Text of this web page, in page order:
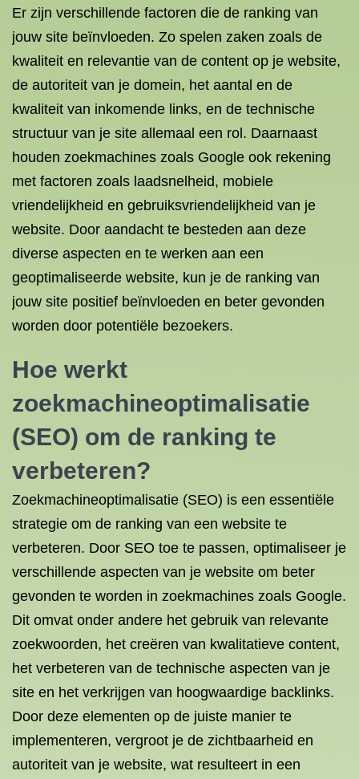
Er zijn verschillende factoren die de ranking van
jouw site beïnvloeden. Zo spelen zaken zoals de
kwaliteit en relevantie van de content op je website,
de autoriteit van je domein, het aantal en de
kwaliteit van inkomende links, en de technische
structuur van je site allemaal een rol. Daarnaast
houden zoekmachines zoals Google ook rekening
met factoren zoals laadsnelheid, mobiele
vriendelijkheid en gebruiksvriendelijkheid van je
website. Door aandacht te besteden aan deze
diverse aspecten en te werken aan een
geoptimaliseerde website, kun je de ranking van
jouw site positief beïnvloeden en beter gevonden
worden door potentiële bezoekers.
Hoe werkt
zoekmachineoptimalisatie
(SEO) om de ranking te
verbeteren?
Zoekmachineoptimalisatie (SEO) is een essentiële
strategie om de ranking van een website te
verbeteren. Door SEO toe te passen, optimaliseer je
verschillende aspecten van je website om beter
gevonden te worden in zoekmachines zoals Google.
Dit omvat onder andere het gebruik van relevante
zoekwoorden, het creëren van kwalitatieve content,
het verbeteren van de technische aspecten van je
site en het verkrijgen van hoogwaardige backlinks.
Door deze elementen op de juiste manier te
implementeren, vergroot je de zichtbaarheid en
autoriteit van je website, wat resulteert in een